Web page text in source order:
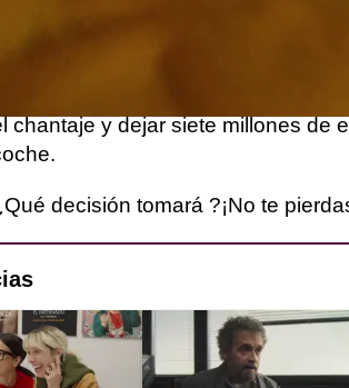
saber de ella, y ahora si la quiere
chantaje y dejar siete millones de
decisión tomará ?¡No te